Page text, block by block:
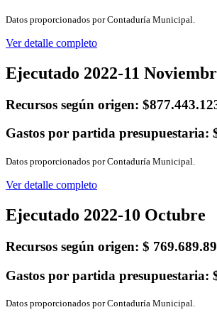
Datos proporcionados por Contaduría Municipal.
Ver detalle completo
Ejecutado 2022-11
Recursos según origen:
Gastos por partida presupuestaria:
Datos proporcionados por Contaduría Municipal.
Ver detalle completo
Ejecutado 2022-10 Octubre
Recursos según origen: $
Gastos por partida presupuestaria:
Datos proporcionados por Contaduría Municipal.